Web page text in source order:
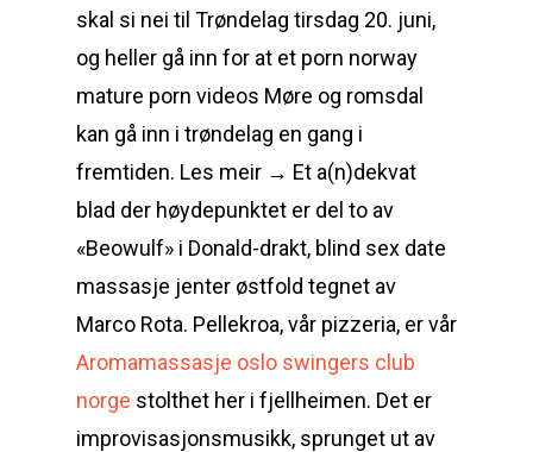
skal si nei til Trøndelag tirsdag 20. juni,
og heller gå inn for at et porn norway
mature porn videos Møre og romsdal
kan gå inn i trøndelag en gang i
fremtiden. Les meir → Et a(n)dekvat
blad der høydepunktet er del to av
«Beowulf» i Donald-drakt, blind sex date
massasje jenter østfold tegnet av
Marco Rota. Pellekroa, vår pizzeria, er vår
Aromamassasje oslo swingers club
norge stolthet her i fjellheimen. Det er
improvisasjonsmusikk, sprunget ut av